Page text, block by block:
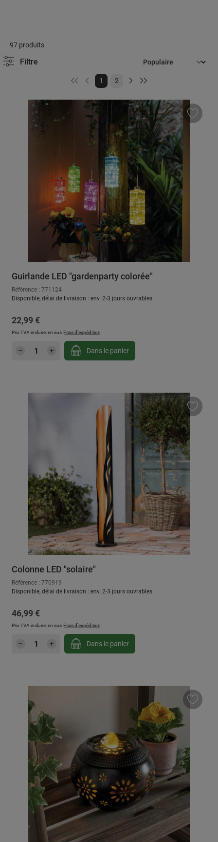
97 produits
Filtre
Page
1 Page
2
Guirlande LED "gardenparty colorée"
Référence : 771124
Disponible, délai de livraison : env. 2-3 jours ouvrables
Prix régulier :
22,99 €
Prix TVA incluse, en sus Frais d'expédition
Quantité de produit : Entrez la quantité
Dans le panier
Colonne LED "solaire"
Référence : 770919
Disponible, délai de livraison : env. 2-3 jours ouvrables
Prix régulier :
46,99 €
Prix TVA incluse, en sus Frais d'expédition
Quantité de produit : Entrez la quantité
Dans le panier